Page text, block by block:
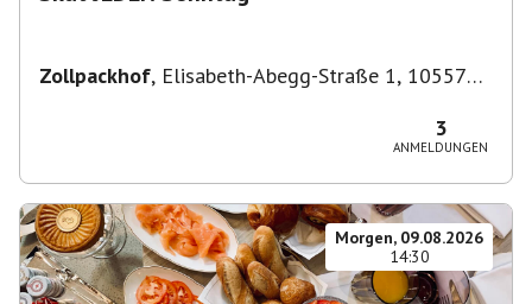
Zollpackhof, Elisabeth-Abegg-Straße 1, 10557
3
ANMELDUNGEN
Morgen, 09.08.2026
14:30